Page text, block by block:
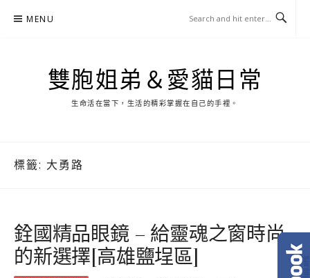
MENU
雙胞姐弟＆愛貓日常
生命活在當下，生活的精彩掌握在自己的手裡。
標籤: 大勇路
銓國精品眼鏡 – 給靈魂之窗時尚
的新選擇[高雄鹽埕區]